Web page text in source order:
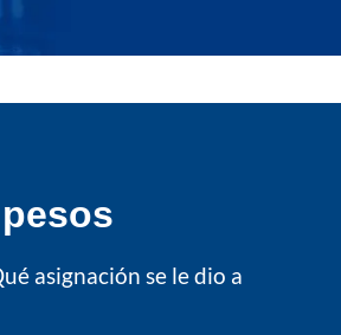
asignación se le dio a